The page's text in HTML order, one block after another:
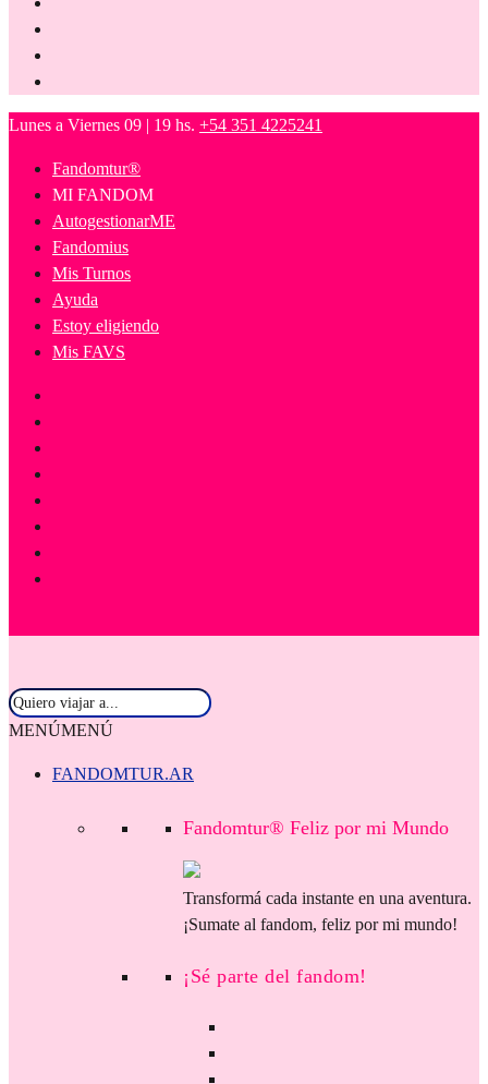
Lunes a Viernes 09 | 19 hs. +54 351 4225241
Fandomtur®
MI FANDOM
AutogestionarME
Fandomius
Mis Turnos
Ayuda
Estoy eligiendo
Mis FAVS
MENÚMENÚ
FANDOMTUR.AR
Fandomtur® Feliz por mi Mundo
Transformá cada instante en una aventura.
¡Sumate al fandom, feliz por mi mundo!
¡Sé parte del fandom!